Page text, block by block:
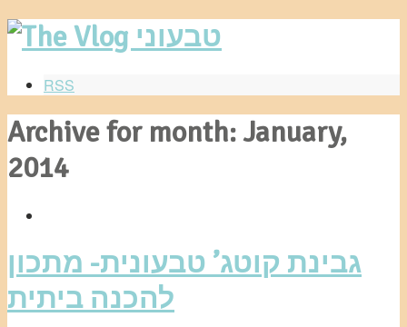
RSS
Archive for month: January,
2014
גבינת קוטג’ טבעונית- מתכון
להכנה ביתית